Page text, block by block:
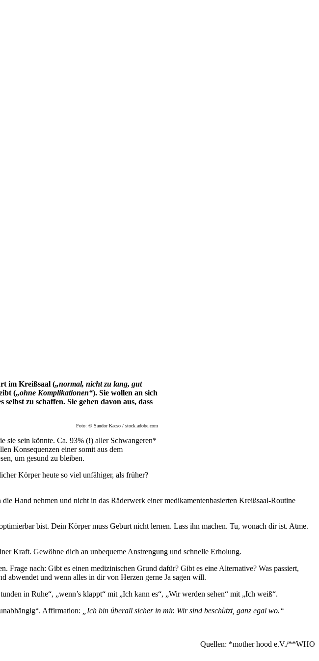
im Kreißsaal („normal, nicht zu lang, gut
(„ohne Komplikationen“). Sie wollen an sich
zu schaffen. Sie gehen davon aus, dass
Foto: © Sandor Kacso / stock.adobe.com
sie sein könnte. Ca. 93% (!) aller Schwangeren*
Konsequenzen einer somit aus dem
um gesund zu bleiben.
Körper heute so viel unfähiger, als früher?
Hand nehmen und nicht in das Räderwerk einer medikamentenbasierten Kreißsaal-Routine
bist. Dein Körper muss Geburt nicht lernen. Lass ihn machen. Tu, wonach dir ist. Atme.
Kraft. Gewöhne dich an unbequeme Anstrengung und schnelle Erholung.
nach: Gibt es einen medizinischen Grund dafür? Gibt es eine Alternative? Was passiert,
abwendet und wenn alles in dir von Herzen gerne Ja sagen will.
in Ruhe“, „wenn’s klappt“ mit „Ich kann es“, „Wir werden sehen“ mit „Ich weiß“.
Affirmation: „Ich bin überall sicher in mir. Wir sind beschützt, ganz egal wo.“
Quellen: *mother hood e.V./**WHO